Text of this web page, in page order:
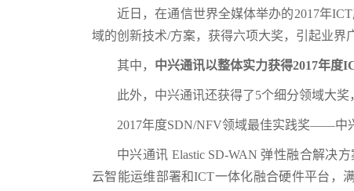
近日，在通信世界全媒体举办的2017年
域的创新技术/方案，获得六项大奖，引起业界
其中， 中兴通讯以整体实力获得2017年度
此外，中兴通讯还获得了5个细分领域大奖
2017年度SDN/NFV领域最佳实践奖——中
中兴通讯 Elastic SD-WAN 弹性融合解决
云智能运维部署和ICT一体化融合硬件平台，